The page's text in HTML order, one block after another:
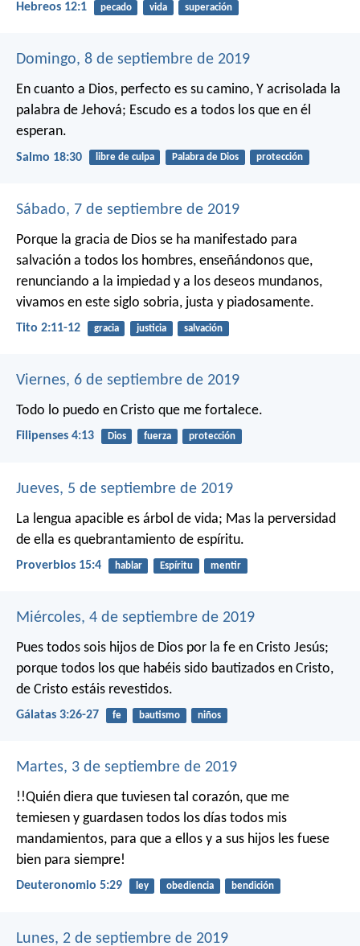
Hebreos 12:1 pecado vida superación
Domingo, 8 de septiembre de 2019
En cuanto a Dios, perfecto es su camino, Y acrisolada la
palabra de Jehová; Escudo es a todos los que en él
esperan.
Salmo 18:30 libre de culpa Palabra de Dios protección
Sábado, 7 de septiembre de 2019
Porque la gracia de Dios se ha manifestado para
salvación a todos los hombres, enseñándonos que,
renunciando a la impiedad y a los deseos mundanos,
vivamos en este siglo sobria, justa y piadosamente.
Tito 2:11-12 gracia justicia salvación
Viernes, 6 de septiembre de 2019
Todo lo puedo en Cristo que me fortalece.
Filipenses 4:13 Dios fuerza protección
Jueves, 5 de septiembre de 2019
La lengua apacible es árbol de vida; Mas la perversidad
de ella es quebrantamiento de espíritu.
Proverbios 15:4 hablar Espíritu mentir
Miércoles, 4 de septiembre de 2019
Pues todos sois hijos de Dios por la fe en Cristo Jesús;
porque todos los que habéis sido bautizados en Cristo,
de Cristo estáis revestidos.
Gálatas 3:26-27 fe bautismo niños
Martes, 3 de septiembre de 2019
!!Quién diera que tuviesen tal corazón, que me
temiesen y guardasen todos los días todos mis
mandamientos, para que a ellos y a sus hijos les fuese
bien para siempre!
Deuteronomio 5:29 ley obediencia bendición
Lunes, 2 de septiembre de 2019